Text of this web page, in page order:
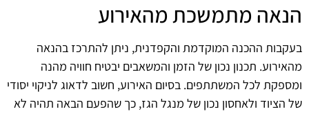
הנאה מתמשכת מהאירוע
בעקבות ההכנה המוקדמת והקפדנית, ניתן להתרכז בהנאה
מהאירוע. תכנון נכון של הזמן והמשאבים יבטיח חוויה מהנה
ומספקת לכל המשתתפים. בסיום האירוע, חשוב לדאוג לניקוי יסודי
של הציוד ולאחסון נכון של מנגל הגז, כך שהפעם הבאה תהיה לא